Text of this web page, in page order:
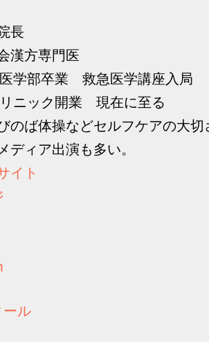
長
漢方専門医
学部卒業 救急医学講座入局
ニック開業 現在に至る
のば体操などセルフケアの大
ディア出演も多い。
イト
ール